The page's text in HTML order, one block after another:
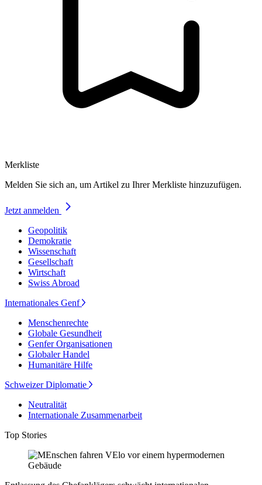
Merkliste
Melden Sie sich an, um Artikel zu Ihrer Merkliste hinzuzufügen.
Jetzt anmelden
Geopolitik
Demokratie
Wissenschaft
Gesellschaft
Wirtschaft
Swiss Abroad
Internationales Genf
Menschenrechte
Globale Gesundheit
Genfer Organisationen
Globaler Handel
Humanitäre Hilfe
Schweizer Diplomatie
Neutralität
Internationale Zusammenarbeit
Top Stories